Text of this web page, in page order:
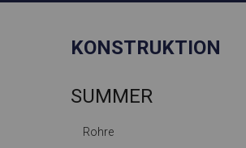
KONSTRUKTION
SUMMER
Rohre